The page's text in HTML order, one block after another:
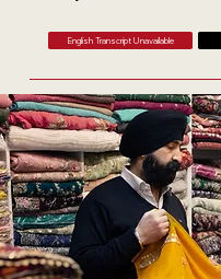
English Transcript Unavailable